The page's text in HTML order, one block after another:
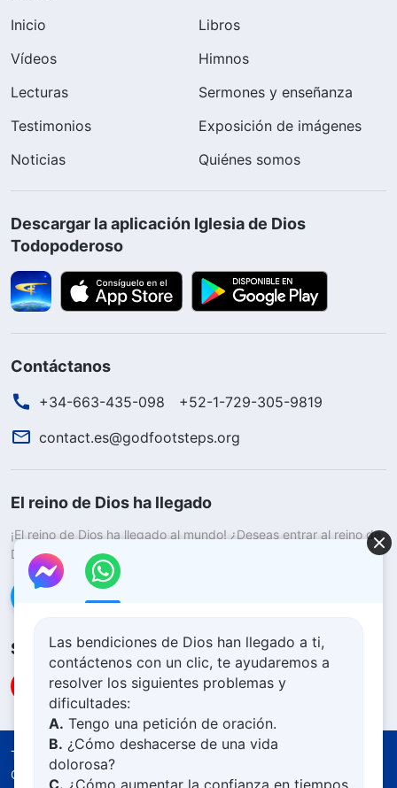
Inicio
Libros
Vídeos
Himnos
Lecturas
Sermones y enseñanza
Testimonios
Exposición de imágenes
Noticias
Quiénes somos
Descargar la aplicación Iglesia de Dios
Todopoderoso
Contáctanos
+34-663-435-098
+52-1-729-305-9819
contact.es@godfootsteps.org
El reino de Dios ha llegado
¡El reino de Dios ha llegado al mundo! ¿Deseas entrar al reino de
Dios? Saber más
Conéctate con nosotros en Messenger
Síguenos
Términos de uso
Política de privacidad
Créditos
Política De Cookies
Las bendiciones de Dios han llegado a ti,
contáctenos con un clic, te ayudaremos a
resolver los siguientes problemas y
dificultades:
A. Tengo una petición de oración.
B. ¿Cómo deshacerse de una vida
dolorosa?
C. ¿Cómo aumentar la confianza en tiempos